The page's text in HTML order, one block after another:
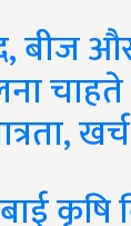
बीज
चाहते
कृषि